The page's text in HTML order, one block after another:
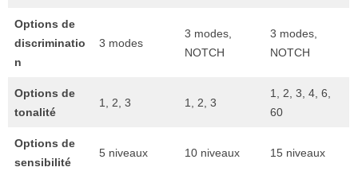
Options de
discriminatio
n
3 modes
3 modes,
NOTCH
3 modes,
NOTCH
Options de
tonalité
1, 2, 3 1, 2, 3
1, 2, 3, 4, 6,
60
Options de
sensibilité
5 niveaux 10 niveaux 15 niveaux